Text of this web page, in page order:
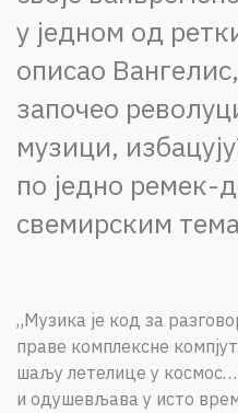
у једном од
описао
започео
музици,
по једно ремек-
свемирским
„Музика је код за
праве комплексне
шаљу летелице у космос…
и одушевљава у исто